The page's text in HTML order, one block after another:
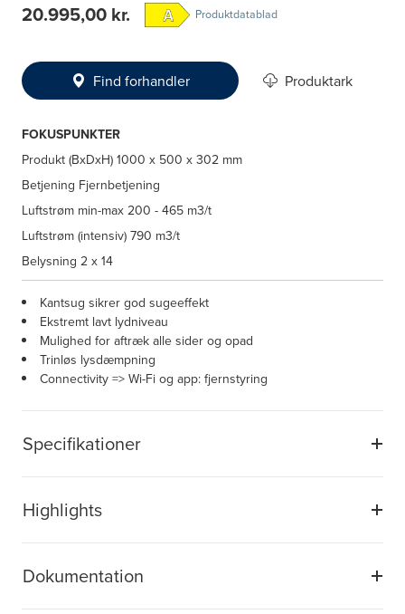
Specifikationer
Highlights
Dokumentation
20.995,00 kr. Produktdatablad
Find forhandler Produktark
FOKUSPUNKTER
Produkt (BxDxH) 1000 x 500 x 302 mm
Betjening Fjernbetjening
Luftstrøm min-max 200 - 465 m3/t
Luftstrøm (intensiv) 790 m3/t
Belysning 2 x 14
Kantsug sikrer god sugeeffekt
Ekstremt lavt lydniveau
Mulighed for aftræk alle sider og opad
Trinløs lysdæmpning
Connectivity => Wi-Fi og app: fjernstyring